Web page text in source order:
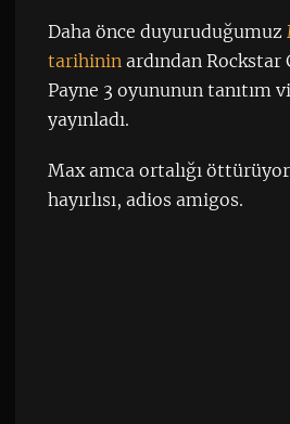
Daha önce duyuruduğumuz
tarihinin ardından Rockstar
Payne 3 oyununun tanıtım
yayınladı.
Max amca ortalığı
hayırlısı, adios amigos.